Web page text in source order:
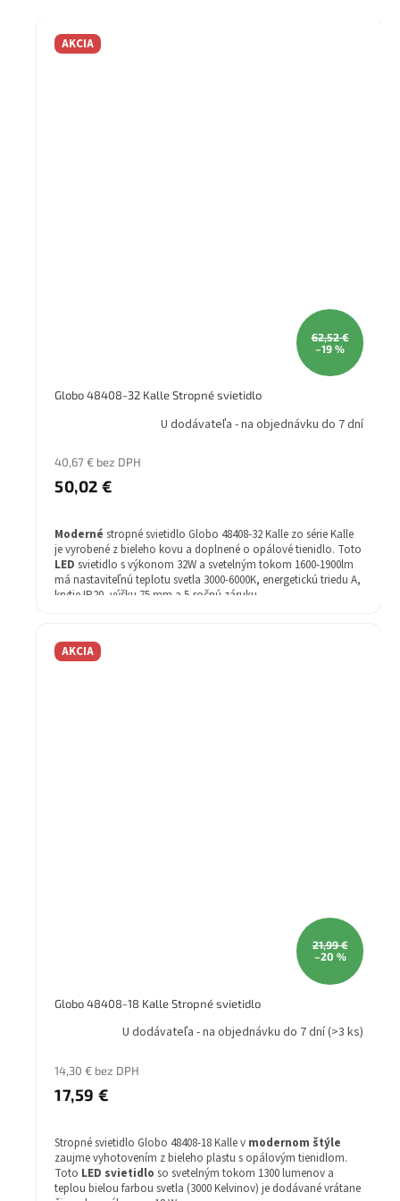
AKCIA
62,52 €
–19 %
Globo 48408-32 Kalle Stropné svietidlo
U dodávateľa - na objednávku do 7 dní
40,67 € bez DPH
50,02 €
Moderné stropné svietidlo Globo 48408-32 Kalle zo série Kalle
je vyrobené z bieleho kovu a doplnené o opálové tienidlo. Toto
LED svietidlo s výkonom 32W a svetelným tokom 1600-1900lm
má nastaviteľnú teplotu svetla 3000-6000K, energetickú triedu A,
krytie IP20, výšku 75 mm a 5-ročnú záruku.
AKCIA
21,99 €
–20 %
Globo 48408-18 Kalle Stropné svietidlo
U dodávateľa - na objednávku do 7 dní(>3 ks)
14,30 € bez DPH
17,59 €
Stropné svietidlo Globo 48408-18 Kalle v modernom štýle
zaujme vyhotovením z bieleho plastu s opálovým tienidlom.
Toto LED svietidlo so svetelným tokom 1300 lumenov a
teplou bielou farbou svetla (3000 Kelvinov) je dodávané vrátane